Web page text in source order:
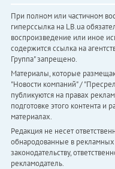
При полном или частичном
гиперссылка на LB.ua
воспроизведение или иное
содержится ссылка на
Группа" запрещено.
Материалы, которые
"Новости компаний" /
публикуются на правах
подготовке этого контента и
материалах.
Редакция не несет
обнародованные в рекламных
законодательству,
рекламодатель.